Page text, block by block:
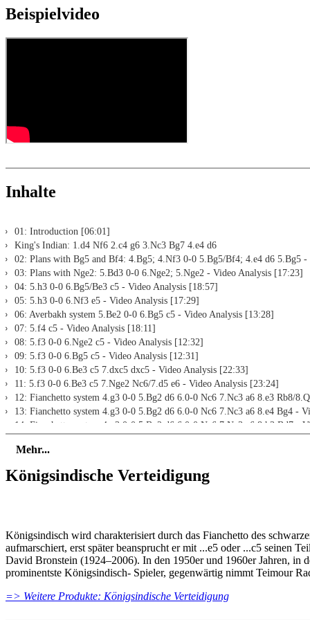
Erklärungen.
Musterpartien als ChessBase-Datenbank.
Eingabe von eigenen Varianten, Engineanalyse und Speicherung
Varianten lernen: In der ChessBase WebApp Opening per
Partien können direkt in Eröffnungsreferenz hinzugefügt werden
Direkte Auswertung in Eröffnungsreferenz mit Partienreferenz,
Beispielvideo
Inhalte
01: Introduction [06:01]
King's Indian: 1.d4 Nf6 2.c4 g6 3.Nc3 Bg7 4.e4 d6
02: Plans with Bg5 and Bf4: 4.Bg5; 4.Nf3 0-0 5.Bg5/Bf4; 4.e4 d6 5.Bg5 -
03: Plans with Nge2: 5.Bd3 0-0 6.Nge2; 5.Nge2 - Video Analysis [17:23]
04: 5.h3 0-0 6.Bg5/Be3 c5 - Video Analysis [18:57]
05: 5.h3 0-0 6.Nf3 e5 - Video Analysis [17:29]
06: Averbakh system 5.Be2 0-0 6.Bg5 c5 - Video Analysis [13:28]
07: 5.f4 c5 - Video Analysis [18:11]
08: 5.f3 0-0 6.Nge2 c5 - Video Analysis [12:32]
09: 5.f3 0-0 6.Bg5 c5 - Video Analysis [12:31]
10: 5.f3 0-0 6.Be3 c5 7.dxc5 dxc5 - Video Analysis [22:33]
11: 5.f3 0-0 6.Be3 c5 7.Nge2 Nc6/7.d5 e6 - Video Analysis [23:24]
12: Fianchetto system 4.g3 0-0 5.Bg2 d6 6.0-0 Nc6 7.Nc3 a6 8.e3 Rb8/
13: Fianchetto system 4.g3 0-0 5.Bg2 d6 6.0-0 Nc6 7.Nc3 a6 8.e4 Bg4 -
14: Fianchetto system 4.g3 0-0 5.Bg2 d6 6.0-0 Nc6 7.Nc3 a6 8.h3 Bd7 -
16: Fianchetto system 4.g3 0-0 5.Bg2 d6 6.0-0 Nc6 7.Nc3 a6 8.d5 Na5
17: Fianchetto system 4.g3 0-0 5.Bg2 d6 6.0-0 Nc6 7.Nc3 a6 8.d5 Na5
18: Classical System - Exchange Variation 4.e4 d6 5.Nf3 0-0 6.Be2 e5
22: Classical System - 4.e4 d6 5.Nf3 0-0 6.Be2 e5 7.0-0 Nc6 8.d5 Ne7
23: Classical System - 4.e4 d6 5.Nf3 0-0 6.Be2 e5 7.0-0 Nc6 8.d5 Ne7
24: Classical System - 4.e4 d6 5.Nf3 0-0 6.Be2 e5 7.0-0 Nc6 8.d5 Ne7
25: Classical System - 4.e4 d6 5.Nf3 0-0 6.Be2 e5 7.0-0 Nc6 8.d5 Ne7
26: Classical System - 4.e4 d6 5.Nf3 0-0 6.Be2 e5 7.0-0 Nc6 8.d5 Ne7
Mehr...
Königsindische Verteidigung
Königsindisch wird charakterisiert durch das Fianchetto des
aufmarschiert, erst später beansprucht er mit ...e5 oder ...c5 seinen
David Bronstein (1924–2006). In den 1950er und 1960er Jahren, in
prominentste Königsindisch- Spieler, gegenwärtig nimmt Teimour
=> Weitere Produkte: Königsindische Verteidigung